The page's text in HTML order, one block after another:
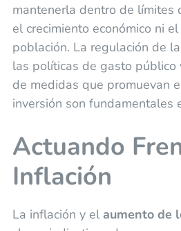
mantenerla dentro de límites
el crecimiento económico ni
población. La regulación de
las políticas de gasto público
de medidas que promuevan
inversión son fundamentales
Actuando
Inflación
La inflación y el aumento de